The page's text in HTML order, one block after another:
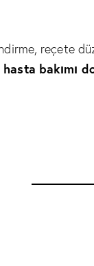
reçete
bakımı